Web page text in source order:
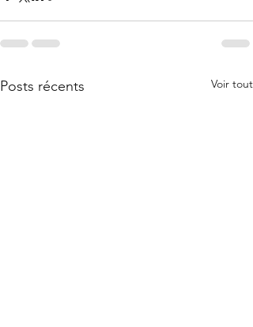
Posts récents Voir tout